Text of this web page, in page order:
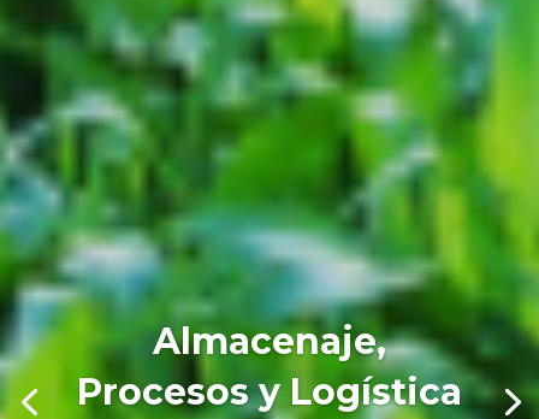
Almacenaje,
Procesos y Logística